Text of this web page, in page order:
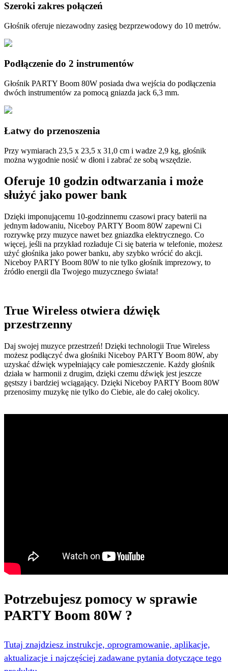
Szeroki zakres połączeń
Głośnik oferuje niezawodny zasięg bezprzewodowy do 10 metrów.
Podłączenie do 2 instrumentów
Głośnik PARTY Boom 80W posiada dwa wejścia do podłączenia
dwóch instrumentów za pomocą gniazda jack 6,3 mm.
Łatwy do przenoszenia
Przy wymiarach 23,5 x 23,5 x 31,0 cm i wadze 2,9 kg, głośnik
można wygodnie nosić w dłoni i zabrać ze sobą wszędzie.
Oferuje 10 godzin odtwarzania i może
służyć jako power bank
Dzięki imponującemu 10-godzinnemu czasowi pracy baterii na
jednym ładowaniu, Niceboy PARTY Boom 80W zapewni Ci
rozrywkę przy muzyce nawet bez gniazdka elektrycznego. Co
więcej, jeśli na przykład rozładuje Ci się bateria w telefonie, możesz
użyć głośnika jako power banku, aby szybko wrócić do akcji.
Niceboy PARTY Boom 80W to nie tylko głośnik imprezowy, to
źródło energii dla Twojego muzycznego świata!
True Wireless otwiera dźwięk
przestrzenny
Daj swojej muzyce przestrzeń! Dzięki technologii True Wireless
możesz podłączyć dwa głośniki Niceboy PARTY Boom 80W, aby
uzyskać dźwięk wypełniający całe pomieszczenie. Każdy głośnik
działa w harmonii z drugim, dzięki czemu dźwięk jest jeszcze
gęstszy i bardziej wciągający. Dzięki Niceboy PARTY Boom 80W
przenosimy muzykę nie tylko do Ciebie, ale do całej okolicy.
Potrzebujesz pomocy w sprawie
PARTY Boom 80W ?
Tutaj znajdziesz instrukcje, oprogramowanie, aplikacje,
aktualizacje i najczęściej zadawane pytania dotyczące tego